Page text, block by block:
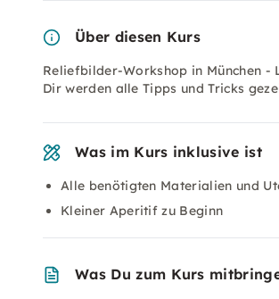
Über diesen Kurs
Reliefbilder-Workshop in München -
Dir werden alle Tipps und Tricks
Was im Kurs inklusive ist
Alle benötigten Materialien und
Kleiner Aperitif zu Beginn
Was Du zum Kurs